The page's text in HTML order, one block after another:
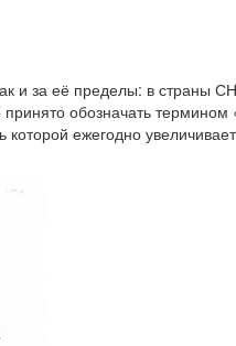
и за её пределы: в страны
обозначать термином
ежегодно